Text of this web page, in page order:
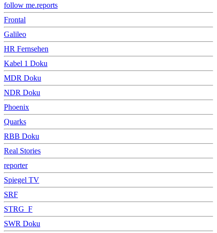
follow me.reports
Frontal
Galileo
HR Fernsehen
Kabel 1 Doku
MDR Doku
NDR Doku
Phoenix
Quarks
RBB Doku
Real Stories
reporter
Spiegel TV
SRF
STRG_F
SWR Doku